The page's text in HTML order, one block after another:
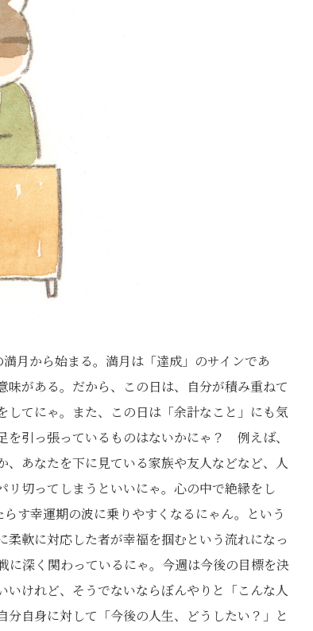
月から始まる。満月は「達成」のサインであ
がある。だから、この日は、自分が積み重ねて
てにゃ。また、この日は「余計なこと」にも気
引っ張っているものはないかにゃ？ 例えば、
あなたを下に見ている家族や友人などなど、人
切ってしまうといいにゃ。心の中で絶縁をし
す幸運期の波に乗りやすくなるにゃん。という
軟に対応した者が幸福を掴むという流れになっ
深く関わっているにゃ。今週は今後の目標を決
けれど、そうでないならぼんやりと「こんな人
自身に対して「今後の人生、どうしたい？」と